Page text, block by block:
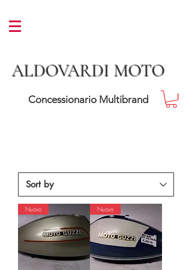
ALDOVARDI MOTO
Concessionario Multibrand
Nuovo Nuovo